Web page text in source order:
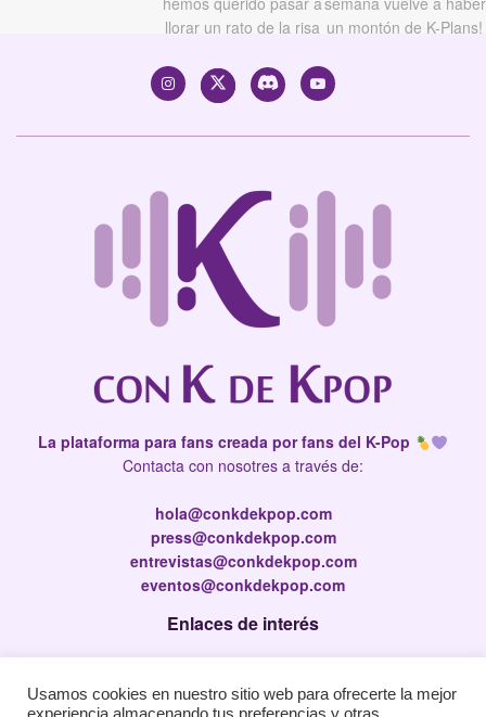
La plataforma para fans creada por fans del K-Pop
Contacta con nosotres a través de:
hola@conkdekpop.com
press@conkdekpop.com
entrevistas@conkdekpop.com
eventos@conkdekpop.com
Enlaces de interés
Política de privacidad
Usamos cookies en nuestro sitio web para ofrecerte la mejor